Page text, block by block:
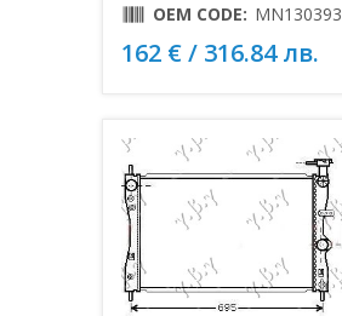
OEM CODE: MN130393
162 € / 316.84 лв.